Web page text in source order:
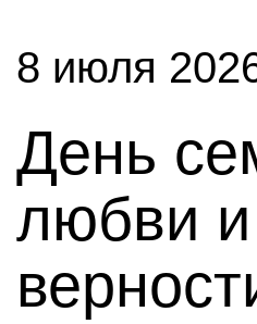
8 июля
День
любви и